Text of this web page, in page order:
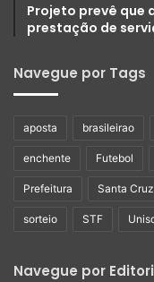
Projeto prevê que
prestação de
Navegue por Tags
aposta brasileirao
enchente Futebol
Prefeitura Santa
sorteio STF
Navegue por